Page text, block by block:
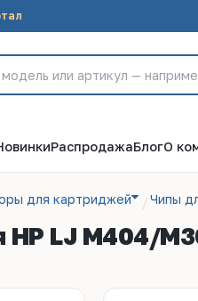
РаспродажаБлогО
для картриджей Чипы
LJ M404/